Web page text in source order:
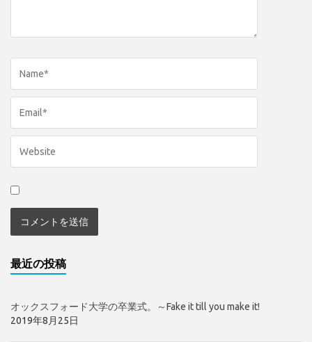
最近の投稿
オックスフォード大学の卒業式。～Fake it till you make it!
2019年8月25日